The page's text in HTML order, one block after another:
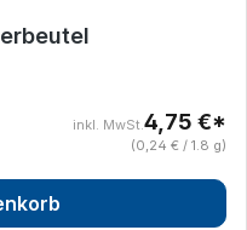
inkl. MwSt.4,75 €*
(0,24 € / 1.8 g)